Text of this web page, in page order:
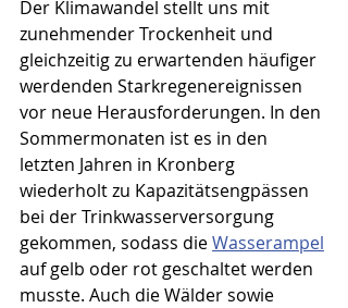
Der Klimawandel stellt uns mit
zunehmender Trockenheit und
gleichzeitig zu erwartenden häufiger
werdenden Starkregenereignissen
vor neue Herausforderungen. In den
Sommermonaten ist es in den
letzten Jahren in Kronberg
wiederholt zu Kapazitätsengpässen
bei der Trinkwasserversorgung
gekommen, sodass die Wasserampel
auf gelb oder rot geschaltet werden
musste. Auch die Wälder sowie